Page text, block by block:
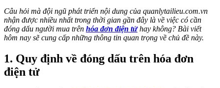
Câu hỏi mà đội ngũ phát triển nội dung của quanlytailieu.com.vn
nhận được nhiều nhất trong thời gian gần đây là về việc có cần
đóng dấu người mua trên hóa đơn điện tửhay không? Bài viết
hôm nay sẽ cung cấp những thông tin quan trọng về chủ đề này.
1. Quy định về đóng dấu trên hóa đơn
điện tử